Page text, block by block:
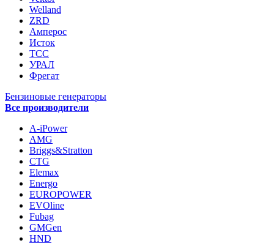
Welland
ZRD
Амперос
Исток
ТСС
УРАЛ
Фрегат
Бензиновые генераторы
Все производители
A-iPower
AMG
Briggs&Stratton
CTG
Elemax
Energo
EUROPOWER
EVOline
Fubag
GMGen
HND